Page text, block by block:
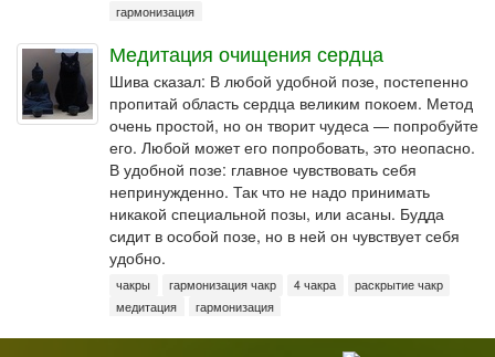
гармонизация
Медитация очищения сердца
Шива сказал: В любой удобной позе, постепенно
пропитай область сердца великим покоем. Метод
очень простой, но он творит чудеса — попробуйте
его. Любой может его попробовать, это неопасно.
В удобной позе: главное чувствовать себя
непринужденно. Так что не надо принимать
никакой специальной позы, или асаны. Будда
сидит в особой позе, но в ней он чувствует себя
удобно.
чакры гармонизация чакр 4 чакра
раскрытие чакр
медитация
гармонизация